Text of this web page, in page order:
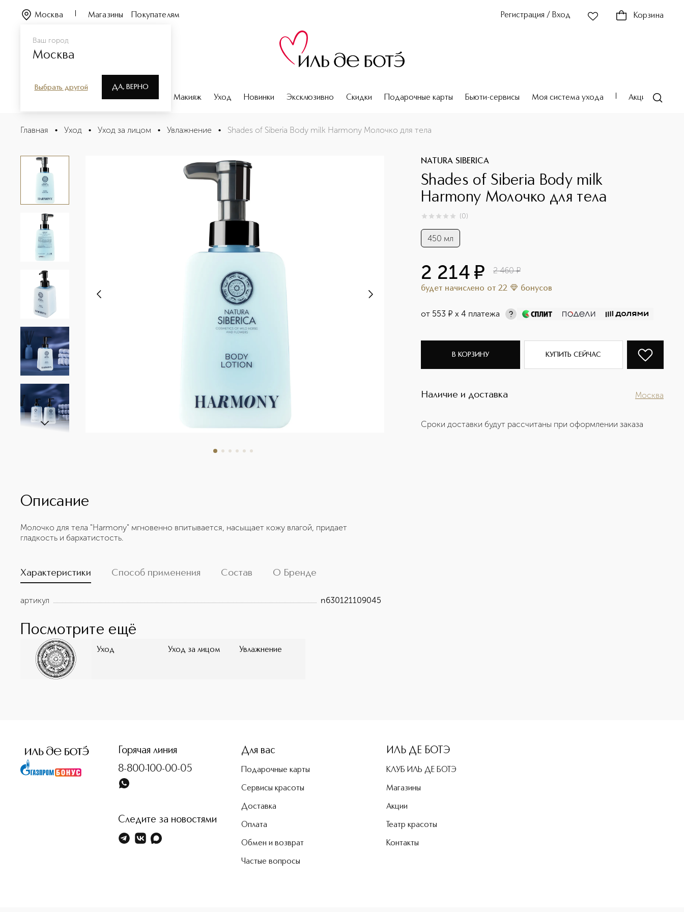
Ваш город
Москва
Выбрать другой ДА, ВЕРНО
Москва Магазины Покупателям Регистрация / Вход Корзина
Парфюмерия Макияж Уход Новинки Эксклюзивно Скидки Подарочные карты Бьюти-сервисы Моя система ухода Акции
Shades of Siberia Body milk Harmony Молочко для тела
Описание
Главная • Уход • Уход за лицом • Увлажнение • Shades of Siberia Body milk Harmony Молочко для тела
NATURA SIBERICA
Shades of Siberia Body milk
Harmony Молочко для тела
0из 0 (0)
450 мл
2 214 ¤ 2 460 ¤
будет начислено от 22 бонусов
от 553 ¤ х 4 платежа
В КОРЗИНУ КУПИТЬ СЕЙЧАС
Наличие и доставка Москва
Сроки доставки будут рассчитаны при оформлении заказа
Описание
Молочко для тела "Harmony" мгновенно впитывается, насыщает кожу влагой, придает
гладкость и бархатистость.
Характеристики Способ применения Состав О Бренде
артикул n630121109045
Посмотрите ещё
Уход Уход за лицом Увлажнение
Горячая линия
8-800-100-00-05
Следите за новостями
Для вас
Подарочные карты
Сервисы красоты
Доставка
Оплата
Обмен и возврат
Частые вопросы
ИЛЬ ДЕ БОТЭ
КЛУБ ИЛЬ ДЕ БОТЭ
Магазины
Акции
Театр красоты
Контакты